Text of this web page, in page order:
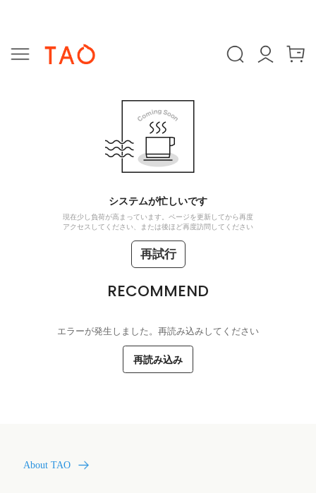
システムが忙しいです
現在少し負荷が高まっています。ページを更新してから再度
アクセスしてください、または後ほど再度訪問してください
再試行
RECOMMEND
エラーが発生しました。再読み込みしてください
再読み込み
About TAO